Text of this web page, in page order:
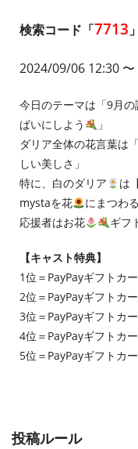
検索コード「7713 」
2024/09/06 12:30
今日のテーマは「9月
ぱいにしよう
」
ダリア全体の花言葉は
しい美しさ」
特に、白のダリア
は
mystaを花
にまつわ
応援者はお花
ギフ
【キャスト特典】
1位＝PayPayギフトカ
2位＝PayPayギフトカ
3位＝PayPayギフトカ
4位＝PayPayギフトカ
5位＝PayPayギフトカ
投稿ルール